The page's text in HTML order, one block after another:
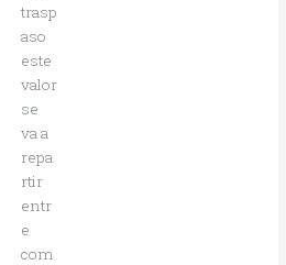
trasp
aso
este
valor
se
va a
repa
rtir
entr
e
com